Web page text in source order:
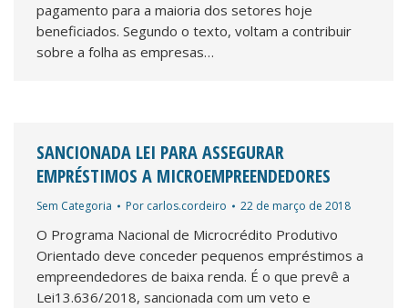
pagamento para a maioria dos setores hoje
beneficiados. Segundo o texto, voltam a contribuir
sobre a folha as empresas…
SANCIONADA LEI PARA ASSEGURAR
EMPRÉSTIMOS A MICROEMPREENDEDORES
Sem Categoria Por carlos.cordeiro 22 de março de 2018
O Programa Nacional de Microcrédito Produtivo
Orientado deve conceder pequenos empréstimos a
empreendedores de baixa renda. É o que prevê a
Lei13.636/2018, sancionada com um veto e